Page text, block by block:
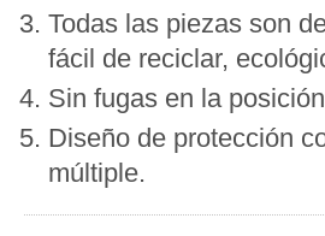
Todas las piezas son
fácil de reciclar,
Sin fugas en la
Diseño de protección
múltiple.